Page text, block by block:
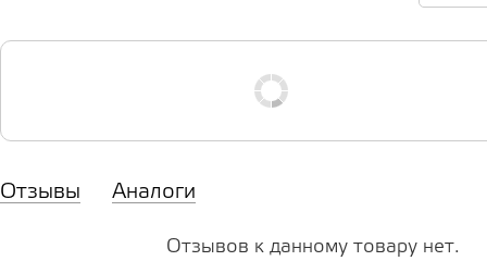
Отзывы Аналоги
Отзывов к данному товару нет.